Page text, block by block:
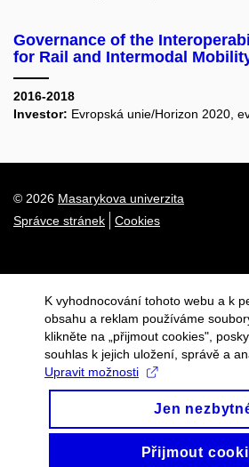
Governance of the
for Rail and Intermodal
2016-2018
Investor: Evropská unie/Horizon 2020,
© 2026 Masarykova univerzita
Správce stránek
Cookies
K vyhodnocování tohoto webu a k
obsahu a reklam používáme
klikněte na „přijmout cookies",
souhlas k jejich uložení, správě a
Upravit možnosti
Jen
Přijmout